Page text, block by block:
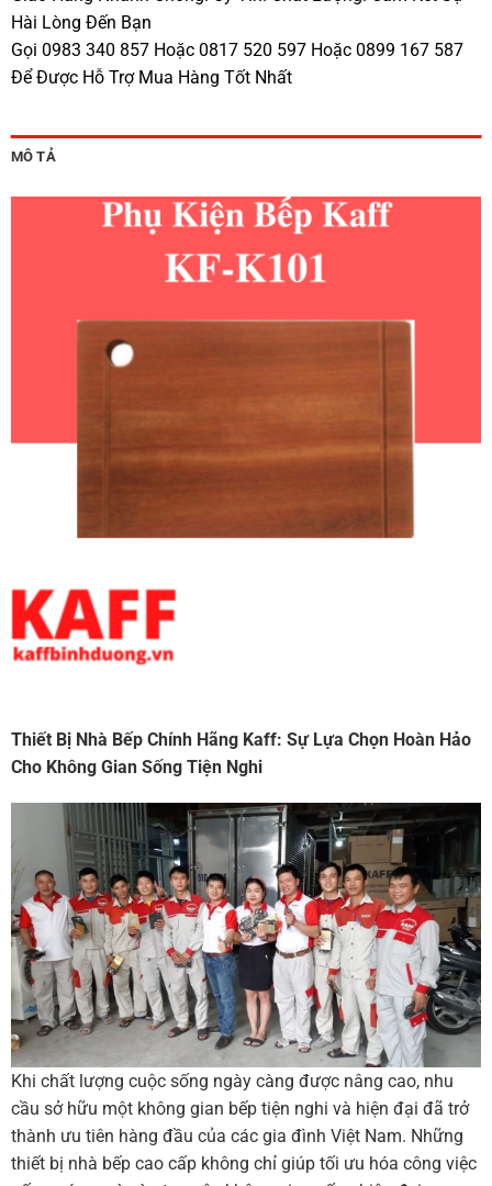
Hài Lòng Đến Bạn
Gọi 0983 340 857 Hoặc 0817 520 597 Hoặc 0899 167 587
Để Được Hỗ Trợ Mua Hàng Tốt Nhất
MÔ TẢ
Thiết Bị Nhà Bếp Chính Hãng Kaff: Sự Lựa Chọn Hoàn Hảo
Cho Không Gian Sống Tiện Nghi
Khi chất lượng cuộc sống ngày càng được nâng cao, nhu
cầu sở hữu một không gian bếp tiện nghi và hiện đại đã trở
thành ưu tiên hàng đầu của các gia đình Việt Nam. Những
thiết bị nhà bếp cao cấp không chỉ giúp tối ưu hóa công việc